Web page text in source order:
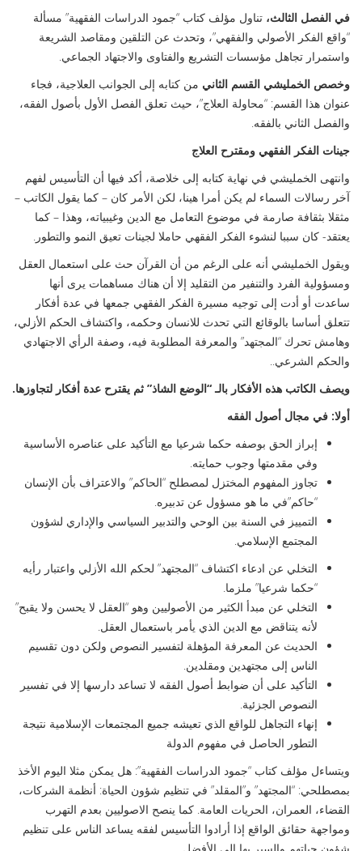
في الفصل الثالث، تناول مؤلف كتاب “جمود الدراسات الفقهية” مسألة
“واقع الفكر الأصولي والفقهي”، وتحدث عن التلقين ومقاصد الشريعة
واستمرار تجاهل مؤسسات التشريع والفتاوى والاجتهاد الجماعي.
وخصص الخمليشي القسم الثاني من كتابه إلى الجوانب العلاجية، فجاء
عنوان هذا القسم: “محاولة العلاج”، حيث تعلق الفصل الأول بأصول الفقه،
والفصل الثاني بالفقه.
جينات الفكر الفقهي ومقترح العلاج
وانتهى الخمليشي في نهاية كتابه إلى خلاصة، أكد فيها أن التأسيس لفهم
آخر رسالات السماء لم يكن أمرا هينا، لكن الأمر كان – كما يقول الكاتب –
مثقلا بثقافة صارمة في موضوع التعامل مع الدين وغيبياته، وهذا – كما
يعتقد- كان سببا لنشوء الفكر الفقهي حاملا لجينات تعيق النمو والتطور.
ويقول الخمليشي أنه على الرغم من أن القرآن حث على استعمال العقل
ومسؤولية الفرد والتنفير من التقليد إلا أن هناك مساهمات يرى أنها
ساعدت أو أدت إلى توجيه مسيرة الفكر الفقهي جمعها في عدة أفكار
تتعلق أساسا بالوقائع التي تحدث للانسان وحكمه، واكتشاف الحكم الأزلي،
وهامش تحرك “المجتهد” والمعرفة المطلوبة فيه، وصفة الرأي الاجتهادي
والحكم الشرعي..
ويصف الكاتب هذه الأفكار بالـ “الوضع الشاذ” ثم يقترح عدة أفكار لتجاوزها.
أولا: في مجال أصول الفقه
إبراز الحق بوصفه حكما شرعيا مع التأكيد على عناصره الأساسية
وفي مقدمتها وجوب حمايته.
تجاوز المفهوم المختزل لمصطلح “الحاكم” والاعتراف بأن الإنسان
“حاكم”في ما هو مسؤول عن تدبيره.
التمييز في السنة بين الوحي والتدبير السياسي والإداري لشؤون
المجتمع الإسلامي.
التخلي عن ادعاء اكتشاف “المجتهد” لحكم الله الأزلي واعتبار رأيه
“حكما شرعيا” ملزما.
التخلي عن مبدأ الكثير من الأصوليين وهو “العقل لا يحسن ولا يقبح”
لأنه يتناقض مع الدين الذي يأمر باستعمال العقل.
الحديث عن المعرفة المؤهلة لتفسير النصوص ولكن دون تقسيم
الناس إلى مجتهدين ومقلدين.
التأكيد على أن ضوابط أصول الفقه لا تساعد دارسها إلا في تفسير
النصوص الجزئية.
إنهاء التجاهل للواقع الذي تعيشه جميع المجتمعات الإسلامية نتيجة
التطور الحاصل في مفهوم الدولة
ويتساءل مؤلف كتاب “جمود الدراسات الفقهية”: هل يمكن مثلا اليوم الأخذ
بمصطلحي: “المجتهد” و”المقلد” في تنظيم شؤون الحياة: أنظمة الشركات،
القضاء، العمران، الحريات العامة. كما ينصح الاصوليين بعدم التهرب
ومواجهة حقائق الواقع إذا أرادوا التأسيس لفقه يساعد الناس على تنظيم